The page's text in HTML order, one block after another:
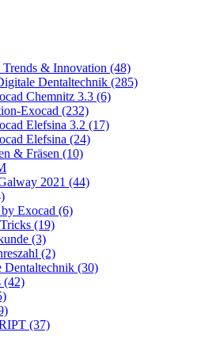
Trends & Innovation (48)
Dentaltechnik (285)
Chemnitz 3.3 (6)
Exocad (232)
Elefsina 3.2 (17)
Elefsina (24)
& Fräsen (10)
2021 (44)
Exocad (6)
(19)
(3)
(2)
Dentaltechnik (30)
(42)
(37)